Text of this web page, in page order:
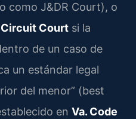
como J&DR Court), o
Court si la
de un caso de
un estándar legal
del menor” (best
en Va. Code